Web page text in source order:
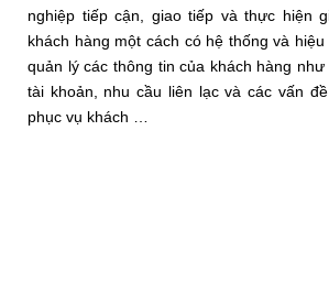
nghiệp tiếp cận, giao tiếp và thực hiện
khách hàng một cách có hệ thống và
quản lý các thông tin của khách hàng
tài khoản, nhu cầu liên lạc và các vấn
phục vụ khách …